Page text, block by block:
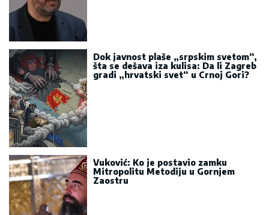
Dok javnost plaše „srpskim svetom“,
šta se dešava iza kulisa: Da li Zagreb
gradi „hrvatski svet“ u Crnoj Gori?
Vuković: Ko je postavio zamku
Mitropolitu Metodiju u Gornjem
Zaostru